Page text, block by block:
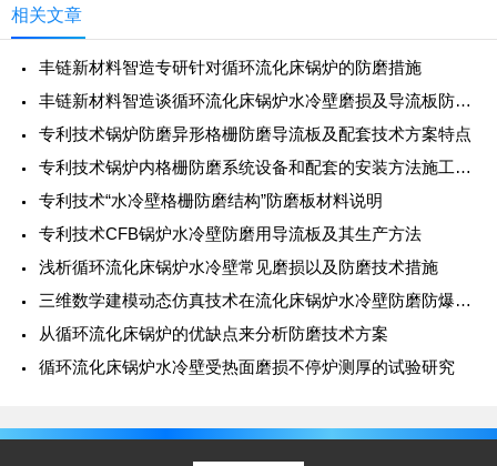
相关文章
丰链新材料智造专研针对循环流化床锅炉的防磨措施
丰链新材料智造谈循环流化床锅炉水冷壁磨损及导流板防磨治理
专利技术锅炉防磨异形格栅防磨导流板及配套技术方案特点
专利技术锅炉内格栅防磨系统设备和配套的安装方法施工工艺
专利技术“水冷壁格栅防磨结构”防磨板材料说明
专利技术CFB锅炉水冷壁防磨用导流板及其生产方法
浅析循环流化床锅炉水冷壁常见磨损以及防磨技术措施
三维数学建模动态仿真技术在流化床锅炉水冷壁防磨防爆中的探索应用
从循环流化床锅炉的优缺点来分析防磨技术方案
循环流化床锅炉水冷壁受热面磨损不停炉测厚的试验研究